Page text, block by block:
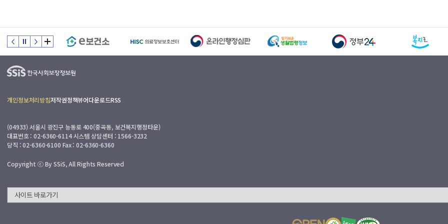
개인정보처리방침저작권정책뷰어다운로드RSS
(04933) 서울시 광진구 능동로 400(중곡동, 보건복지행정타운)
대표번호 : 02-6360-6114 시스템 상담센터 : 1566-3232
당직 : 02-6360-6100 Fax : 02-6360-6360
Copyright ⓒ By SSiS, All Rights Reserved